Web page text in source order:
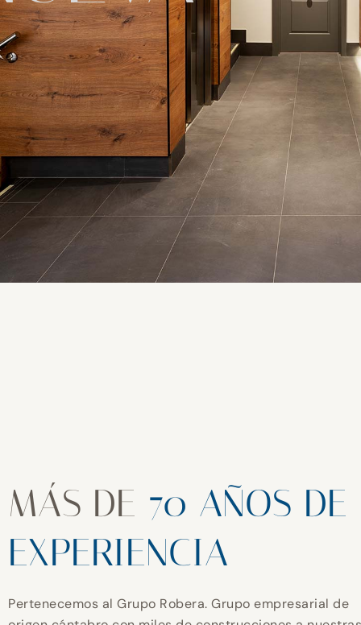
MÁS DE 70 AÑOS DE
EXPERIENCIA
Pertenecemos al Grupo Robera. Grupo empresarial de